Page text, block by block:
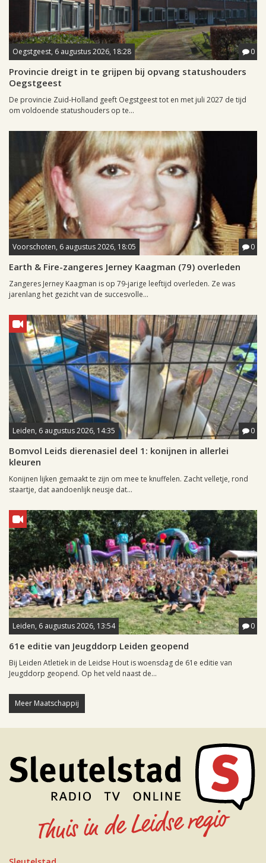
Oegstgeest, 6 augustus 2026, 18:28 0
Provincie dreigt in te grijpen bij opvang statushouders
Oegstgeest
De provincie Zuid-Holland geeft Oegstgeest tot en met juli 2027 de tijd
om voldoende statushouders op te...
Voorschoten, 6 augustus 2026, 18:05 0
Earth & Fire-zangeres Jerney Kaagman (79) overleden
Zangeres Jerney Kaagman is op 79-jarige leeftijd overleden. Ze was
jarenlang het gezicht van de succesvolle...
Leiden, 6 augustus 2026, 14:35 0
Bomvol Leids dierenasiel deel 1: konijnen in allerlei
kleuren
Konijnen lijken gemaakt te zijn om mee te knuffelen. Zacht velletje, rond
staartje, dat aandoenlijk neusje dat...
Leiden, 6 augustus 2026, 13:54 0
61e editie van Jeugddorp Leiden geopend
Bij Leiden Atletiek in de Leidse Hout is woensdag de 61e editie van
Jeugddorp geopend. Op het veld naast de...
Meer Maatschappij